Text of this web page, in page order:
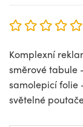
Komplexní
směrové tabule
samolepicí folie
světelné